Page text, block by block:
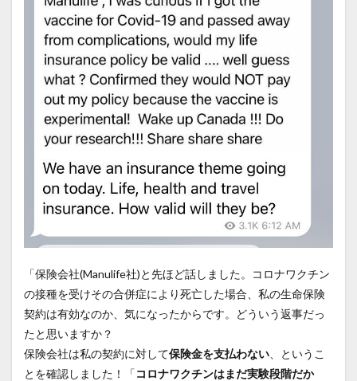
「保険会社(Manulife社)と先ほど話しました。コロナワクチン
の接種を受けその合併症により死亡した場合、私の生命保険
契約は有効なのか、気になったからです。どういう返事だっ
たと思いますか？
保険会社は私の契約に対して保険金を支払わない 、というこ
とを確認しました！「コロナワクチンはまだ実験段階だか